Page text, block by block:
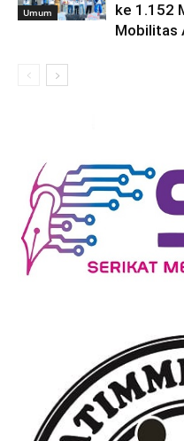
Umum
ke 1.152
Mobilitas